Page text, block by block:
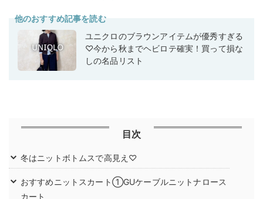
他のおすすめ記事を読む
ユニクロのブラウンアイテムが優秀すぎる
♡今から秋までヘビロテ確実！買って損な
しの名品リスト
目次
冬はニットボトムスで高見え♡
おすすめニットスカート①GUケーブルニットナロース
カート